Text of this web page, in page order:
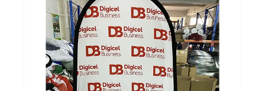
त्रिभुज पॉप अप बैनर
और देखें >>